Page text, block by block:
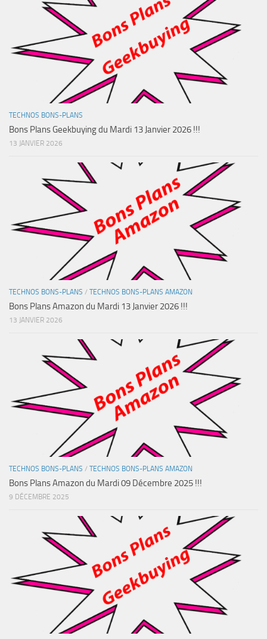
TECHNOS BONS-PLANS
Bons Plans Geekbuying du Mardi 13 Janvier 2026 !!!
13 JANVIER 2026
TECHNOS BONS-PLANS / TECHNOS BONS-PLANS AMAZON
Bons Plans Amazon du Mardi 13 Janvier 2026 !!!
13 JANVIER 2026
TECHNOS BONS-PLANS / TECHNOS BONS-PLANS AMAZON
Bons Plans Amazon du Mardi 09 Décembre 2025 !!!
9 DÉCEMBRE 2025